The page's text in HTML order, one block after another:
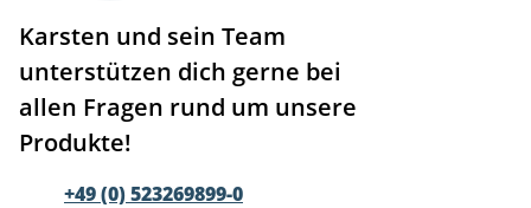
Karsten und sein Team
unterstützen dich gerne bei
allen Fragen rund um unsere
Produkte!
+49 (0) 523269899-0